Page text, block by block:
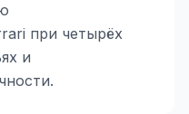
при четырёх
и